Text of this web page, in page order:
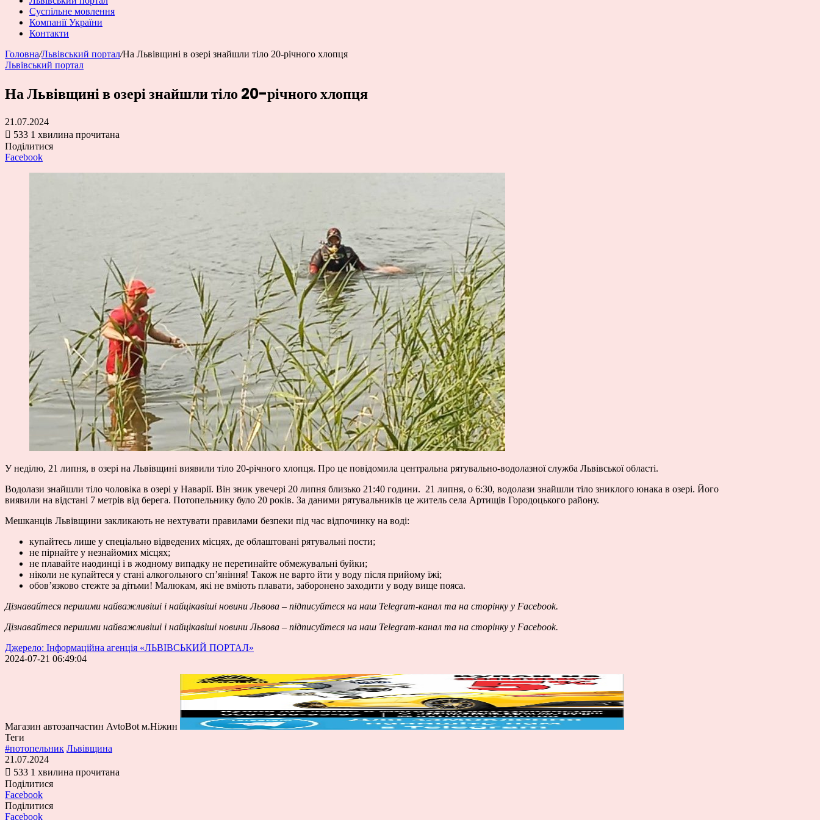
Суспільне мовлення
Компанії України
Контакти
Головна/Львівський портал/На Львівщині в озері знайшли тіло 20-річного хлопця
Львівський портал
На Львівщині в озері знайшли тіло 20-річного хлопця
21.07.2024
533 1 хвилина прочитана
Поділитися
Facebook
У неділю, 21 липня, в озері на Львівщині виявили тіло 20-річного хлопця. Про це повідомила центральна рятувально-водолазної служба Львівської області.
Водолази знайшли тіло чоловіка в озері у Наварії. Він зник увечері 20 липня близько 21:40 години. 21 липня, о 6:30, водолази знайшли тіло зниклого юнака в озері. Його
виявили на відстані 7 метрів від берега. Потопельнику було 20 років. За даними рятувальників це житель села Артищів Городоцького району.
Мешканців Львівщини закликають не нехтувати правилами безпеки під час відпочинку на воді:
купайтесь лише у спеціально відведених місцях, де облаштовані рятувальні пости;
не пірнайте у незнайомих місцях;
не плавайте наодинці і в жодному випадку не перетинайте обмежувальні буйки;
ніколи не купайтеся у стані алкогольного сп’яніння! Також не варто йти у воду після прийому їжі;
обов’язково стежте за дітьми! Малюкам, які не вміють плавати, заборонено заходити у воду вище пояса.
Дізнавайтеся першими найважливіші і найцікавіші новини Львова – підписуйтеся на наш Telegram-канал та на сторінку у Facebook.
Дізнавайтеся першими найважливіші і найцікавіші новини Львова – підписуйтеся на наш Telegram-канал та на сторінку у Facebook.
Джерело: Інформаційна агенція «ЛЬВІВСЬКИЙ ПОРТАЛ»
2024-07-21 06:49:04
Магазин автозапчастин AvtoBot м.Ніжин
Теги
#потопельник Львівщина
21.07.2024
533 1 хвилина прочитана
Поділитися
Facebook
Поділитися
Facebook